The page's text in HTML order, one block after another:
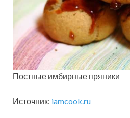
Постные имбирные пряники
Источник: iamcook.ru